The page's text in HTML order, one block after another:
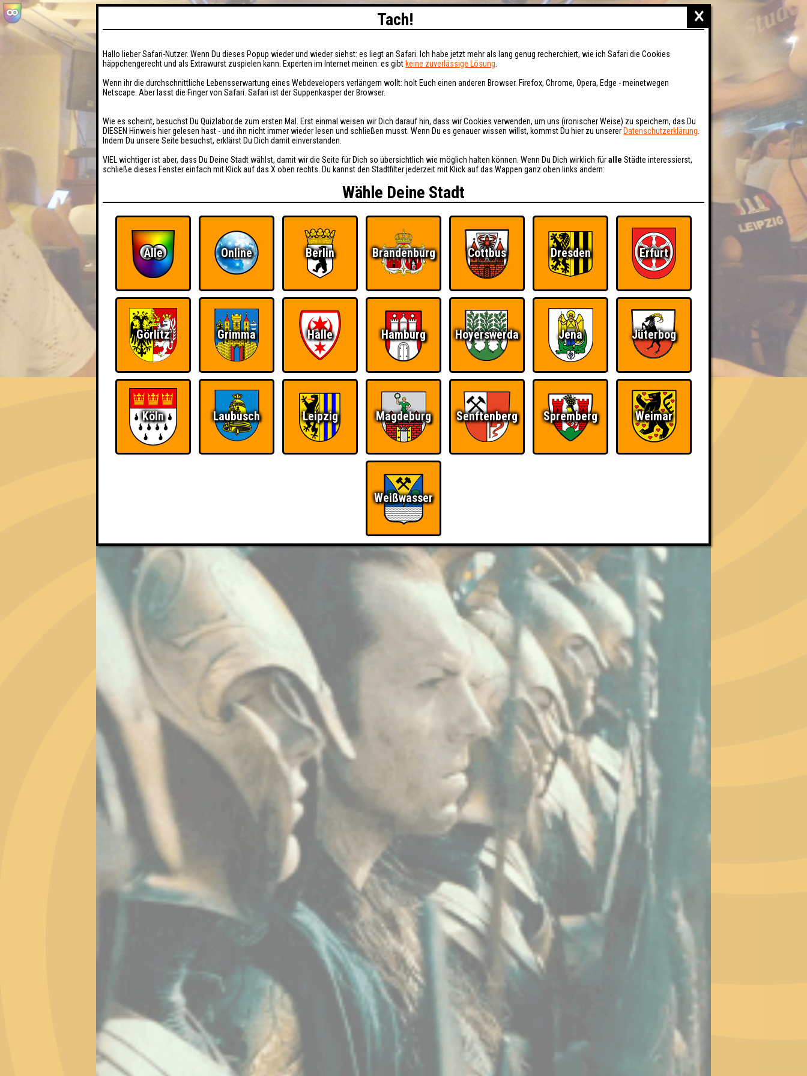
EVENTS HIGHSCORE RESERVIERUNG BUCHEN FAQ ÜBER UNS
Ich war da, vor 3000 Jahren
Nehmt an 400 Quizlaboren teil
×
Tach!
Hallo lieber Safari-Nutzer. Wenn Du dieses Popup wieder und wieder siehst: es liegt an Safari. Ich habe jetzt mehr als lang genug recherchiert, wie ich Safari die Cookies
häppchengerecht und als Extrawurst zuspielen kann. Experten im Internet meinen: es gibt keine zuverlässige Lösung
Wenn ihr die durchschnittliche Lebensserwartung eines Webdevelopers verlängern wollt: holt Euch einen anderen Browser. Firefox, Chrome, Opera, Edge - meinetwegen
Netscape. Aber lasst die Finger von Safari. Safari ist der Suppenkasper der Browser.
Wie es scheint, besuchst Du Quizlabor.de zum ersten Mal. Erst einmal weisen wir Dich darauf hin, dass wir Cookies verwenden, um uns (ironischer Weise) zu speichern, das Du
DIESEN Hinweis hier gelesen hast - und ihn nicht immer wieder lesen und schließen musst. Wenn Du es genauer wissen willst, kommst Du hier zu unserer Datenschutzerklärung
Indem Du unsere Seite besuchst, erklärst Du Dich damit einverstanden.
VIEL wichtiger ist aber, dass Du Deine Stadt wählst, damit wir die Seite für Dich so übersichtlich wie möglich halten können. Wenn Du Dich wirklich füralle Städte interessierst,
schließe dieses Fenster einfach mit Klick auf das X oben rechts. Du kannst den Stadtfilter jederzeit mit Klick auf das Wappen ganz oben links ändern:
Wähle Deine Stadt
Alle Online Berlin Brandenburg Cottbus Dresden Erfurt
Görlitz Grimma Halle Hamburg Hoyerswerda Jena Jüterbog
Köln Laubusch Leipzig Magdeburg Senftenberg Spremberg Weimar
Weißwasser